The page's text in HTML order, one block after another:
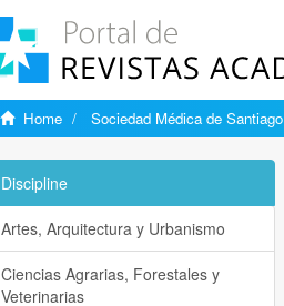
Home Sociedad Médica de Santiago
Discipline
Artes, Arquitectura y Urbanismo
Ciencias Agrarias, Forestales y
Veterinarias